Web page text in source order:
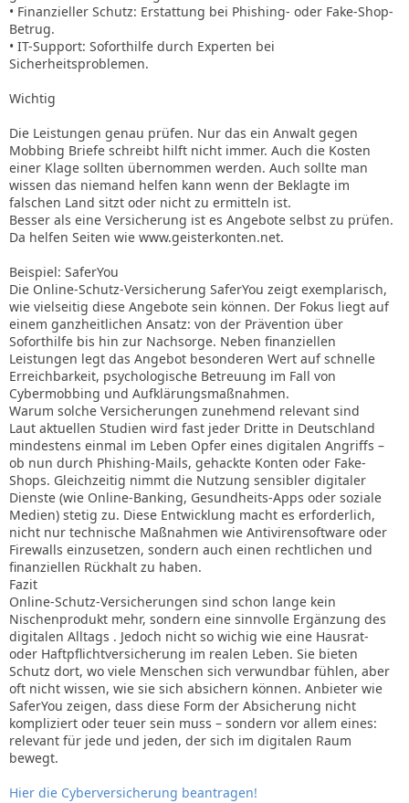
• Finanzieller Schutz: Erstattung bei Phishing- oder Fake-Shop-
Betrug.
• IT-Support: Soforthilfe durch Experten bei
Sicherheitsproblemen.
Wichtig
Die Leistungen genau prüfen. Nur das ein Anwalt gegen
Mobbing Briefe schreibt hilft nicht immer. Auch die Kosten
einer Klage sollten übernommen werden. Auch sollte man
wissen das niemand helfen kann wenn der Beklagte im
falschen Land sitzt oder nicht zu ermitteln ist.
Besser als eine Versicherung ist es Angebote selbst zu prüfen.
Da helfen Seiten wie www.geisterkonten.net.
Beispiel: SaferYou
Die Online-Schutz-Versicherung SaferYou zeigt exemplarisch,
wie vielseitig diese Angebote sein können. Der Fokus liegt auf
einem ganzheitlichen Ansatz: von der Prävention über
Soforthilfe bis hin zur Nachsorge. Neben finanziellen
Leistungen legt das Angebot besonderen Wert auf schnelle
Erreichbarkeit, psychologische Betreuung im Fall von
Cybermobbing und Aufklärungsmaßnahmen.
Warum solche Versicherungen zunehmend relevant sind
Laut aktuellen Studien wird fast jeder Dritte in Deutschland
mindestens einmal im Leben Opfer eines digitalen Angriffs –
ob nun durch Phishing-Mails, gehackte Konten oder Fake-
Shops. Gleichzeitig nimmt die Nutzung sensibler digitaler
Dienste (wie Online-Banking, Gesundheits-Apps oder soziale
Medien) stetig zu. Diese Entwicklung macht es erforderlich,
nicht nur technische Maßnahmen wie Antivirensoftware oder
Firewalls einzusetzen, sondern auch einen rechtlichen und
finanziellen Rückhalt zu haben.
Fazit
Online-Schutz-Versicherungen sind schon lange kein
Nischenprodukt mehr, sondern eine sinnvolle Ergänzung des
digitalen Alltags . Jedoch nicht so wichig wie eine Hausrat-
oder Haftpflichtversicherung im realen Leben. Sie bieten
Schutz dort, wo viele Menschen sich verwundbar fühlen, aber
oft nicht wissen, wie sie sich absichern können. Anbieter wie
SaferYou zeigen, dass diese Form der Absicherung nicht
kompliziert oder teuer sein muss – sondern vor allem eines:
relevant für jede und jeden, der sich im digitalen Raum
bewegt.
Hier die Cyberversicherung beantragen!